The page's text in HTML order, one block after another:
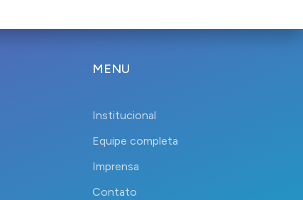
MENU
Institucional
Equipe completa
Imprensa
Contato